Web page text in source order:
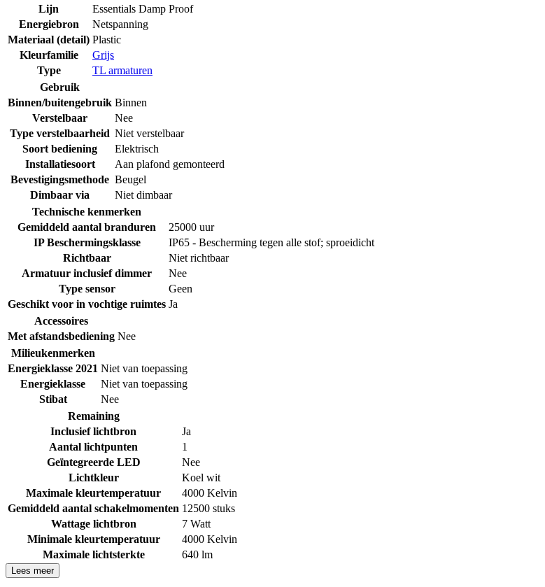
Lijn
Essentials Damp Proof
Energiebron
Netspanning
Materiaal (detail) Plastic
Kleurfamilie
Grijs
Type
TL armaturen
Gebruik
Binnen/buitengebruik Binnen
Verstelbaar
Nee
Type verstelbaarheid Niet verstelbaar
Soort bediening
Elektrisch
Installatiesoort
Aan plafond gemonteerd
Bevestigingsmethode Beugel
Dimbaar via
Niet dimbaar
Technische kenmerken
Gemiddeld aantal branduren
25000 uur
IP Beschermingsklasse
IP65 - Bescherming tegen alle stof; sproeidicht
Richtbaar
Niet richtbaar
Armatuur inclusief dimmer
Nee
Type sensor
Geen
Geschikt voor in vochtige ruimtes Ja
Accessoires
Met afstandsbediening Nee
Milieukenmerken
Energieklasse 2021 Niet van toepassing
Energieklasse
Niet van toepassing
Stibat
Nee
Remaining
Inclusief lichtbron
Ja
Aantal lichtpunten
1
Geïntegreerde LED
Nee
Lichtkleur
Koel wit
Maximale kleurtemperatuur
4000 Kelvin
Gemiddeld aantal schakelmomenten 12500 stuks
Wattage lichtbron
7 Watt
Minimale kleurtemperatuur
4000 Kelvin
Maximale lichtsterkte
640 lm
Lees meer